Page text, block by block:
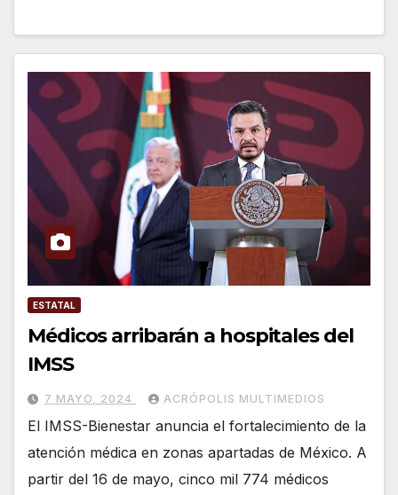
ESTATAL
Médicos arribarán a hospitales del
IMSS
7 MAYO, 2024 ACRÓPOLIS MULTIMEDIOS
El IMSS-Bienestar anuncia el fortalecimiento de la
atención médica en zonas apartadas de México. A
partir del 16 de mayo, cinco mil 774 médicos